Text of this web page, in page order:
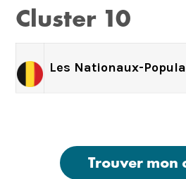
Cluster 10
Les Nationaux-
Trouver mon